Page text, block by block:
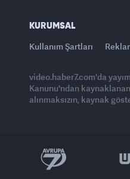
KURUMSAL
Kullanım Şartları
video.haber7.com'da
Kanunu'ndan
alınmaksızın, kaynak